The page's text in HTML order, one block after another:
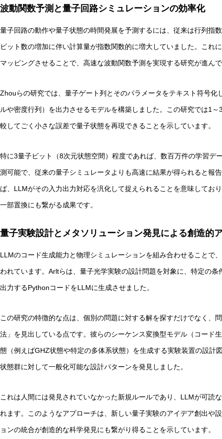
波動関数予測と量子回路シミュレーションの効率化
量子回路の動作や量子状態の時間発展を予測するには、従来は行列指
ビット数の増加に伴い計算量が指数関数的に増大していました。これ
マッピングさせることで、高速な波動関数予測を実現する研究が進ん
Zhouらの研究では、量子ゲート列とそのパラメータをテキスト符号
ルや密度行列）を出力させるモデルを構築しました。この研究では1
較してごく小さな誤差で量子状態を再現できることを示しています。
特に3量子ビット（8次元状態空間）程度であれば、数百万件の学習デ
測可能で、従来の量子シミュレータよりも高速に結果が得られると報
ば、LLMがその入力出力対応を汎化して捉えられることを意味してお
一部置換にも繋がる成果です。
量子実験設計とメタソリューション発見による創造的
LLMのコード生成能力と物理シミュレーションを組み合わせることで
われています。Arltらは、量子光学実験の設計問題を対象に、特定の
出力するPythonコードをLLMに生成させました。
この研究の特徴的な点は、個別の問題に対する解を探すだけでなく、
法」を見出している点です。彼らのシーケンス変換型モデル（コード
態（例えばGHZ状態や特定の多体系状態）を生成する実験装置の設計
状態群に対して一般化可能な設計パターンを発見しました。
これは人間には発見されていなかった新規ルールであり、LLMが可読
れます。このようなアプローチは、新しい量子実験のアイデア創出や
ョンの統合が創造的な科学発見にも繋がり得ることを示しています。